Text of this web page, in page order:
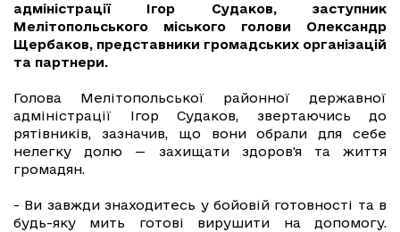
адміністрації Ігор Судаков, заступник
Мелітопольського міського голови Олександр
Щербаков, представники громадських організацій
та партнери.
Голова Мелітопольської районної державної
адміністрації Ігор Судаков, звертаючись до
рятівників, зазначив, що вони обрали для себе
нелегку долю — захищати здоров'я та життя
громадян.
- Ви завжди знаходитесь у бойовій готовності та в
будь-яку мить готові вирушити на допомогу.